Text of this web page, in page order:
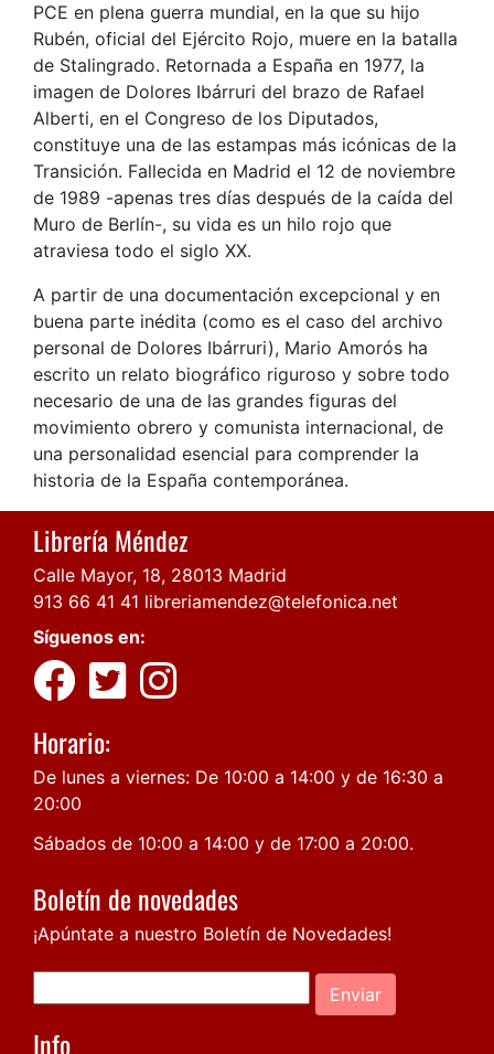
PCE en plena guerra mundial, en la que su hijo
Rubén, oficial del Ejército Rojo, muere en la batalla
de Stalingrado. Retornada a España en 1977, la
imagen de Dolores Ibárruri del brazo de Rafael
Alberti, en el Congreso de los Diputados,
constituye una de las estampas más icónicas de la
Transición. Fallecida en Madrid el 12 de noviembre
de 1989 -apenas tres días después de la caída del
Muro de Berlín-, su vida es un hilo rojo que
atraviesa todo el siglo XX.
A partir de una documentación excepcional y en
buena parte inédita (como es el caso del archivo
personal de Dolores Ibárruri), Mario Amorós ha
escrito un relato biográfico riguroso y sobre todo
necesario de una de las grandes figuras del
movimiento obrero y comunista internacional, de
una personalidad esencial para comprender la
historia de la España contemporánea.
Librería Méndez
Calle Mayor, 18, 28013 Madrid
913 66 41 41 libreriamendez@telefonica.net
Síguenos en:
Horario:
De lunes a viernes: De 10:00 a 14:00 y de 16:30 a
20:00
Sábados de 10:00 a 14:00 y de 17:00 a 20:00.
Boletín de novedades
¡Apúntate a nuestro Boletín de Novedades!
Enviar
Info